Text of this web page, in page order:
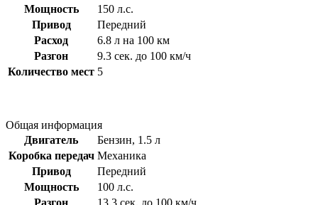
Мощность
150 л.с.
Привод
Передний
Расход
6.8 л на 100 км
Разгон
9.3 сек. до 100 км/ч
Количество мест 5
Общая информация
Двигатель
Бензин, 1.5 л
Коробка передач Механика
Привод
Передний
Мощность
100 л.с.
Разгон
13.3 сек. до 100 км/ч